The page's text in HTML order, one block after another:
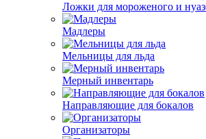
Ложки для мороженого и
Мадлеры
Мельницы для льда
Мерный инвентарь
Направляющие для бокалов
Организаторы